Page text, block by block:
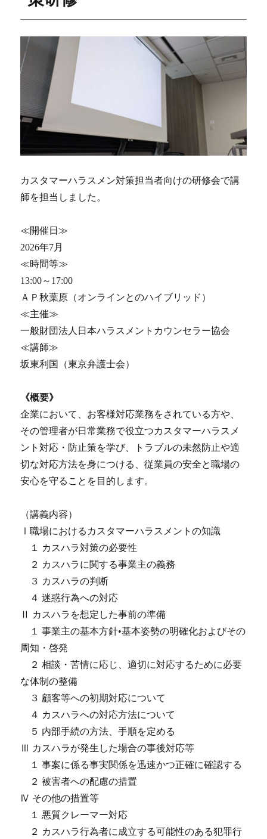
カスタマーハラスメン対策担当者向けの研修会で講
師を担当しました。
≪開催日≫
2026年7月
≪時間等≫
13:00～17:00
ＡＰ秋葉原（オンラインとのハイブリッド）
≪主催≫
一般財団法人日本ハラスメントカウンセラー協会
≪講師≫
坂東利国（東京弁護士会）
《概要》
企業において、お客様対応業務をされている方や、
その管理者が日常業務で役立つカスタマーハラスメ
ント対応・防止策を学び、トラブルの未然防止や適
切な対応方法を身につける、従業員の安全と職場の
安心を守ることを目的します。
（講義内容）
Ⅰ職場におけるカスタマーハラスメントの知識
１ カスハラ対策の必要性
２ カスハラに関する事業主の義務
３ カスハラの判断
４ 迷惑行為への対応
Ⅱ カスハラを想定した事前の準備
１ 事業主の基本方針•基本姿勢の明確化およびその
周知・啓発
２ 相談・苦情に応じ、適切に対応するために必要
な体制の整備
３ 顧客等への初期対応について
４ カスハラへの対応方法について
５ 内部手続の方法、手順を定める
Ⅲ カスハラが発生した場合の事後対応等
１ 事案に係る事実関係を迅速かつ正確に確認する
２ 被害者への配慮の措置
Ⅳ その他の措置等
１ 悪質クレーマー対応
２ カスハラ行為者に成立する可能性のある犯罪行